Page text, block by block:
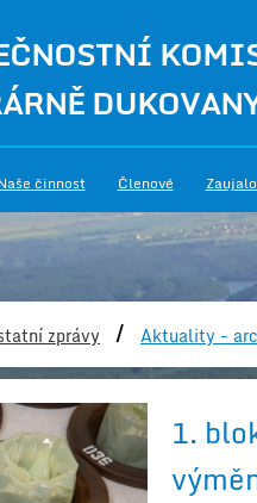
činnost Členové
zprávy / Aktuality -
1.